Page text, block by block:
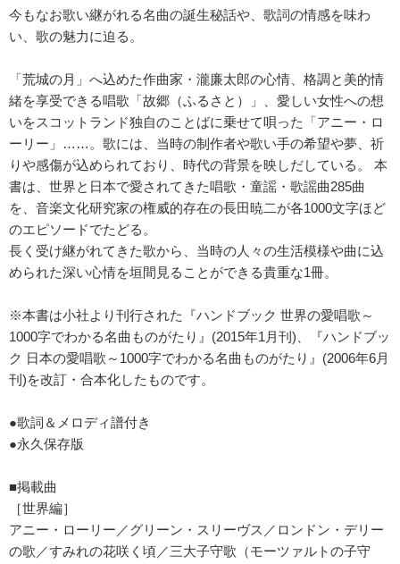
今もなお歌い継がれる名曲の誕生秘話や、歌詞の情感を味わ
い、歌の魅力に迫る。
「荒城の月」へ込めた作曲家・瀧廉太郎の心情、格調と美的情
緒を享受できる唱歌「故郷（ふるさと）」、愛しい女性への想
いをスコットランド独自のことばに乗せて唄った「アニー・ロ
ーリー」……。歌には、当時の制作者や歌い手の希望や夢、祈
りや感傷が込められており、時代の背景を映しだしている。 本
書は、世界と日本で愛されてきた唱歌・童謡・歌謡曲285曲
を、音楽文化研究家の権威的存在の長田暁二が各1000文字ほど
のエピソードでたどる。
長く受け継がれてきた歌から、当時の人々の生活模様や曲に込
められた深い心情を垣間見ることができる貴重な1冊。
※本書は小社より刊行された『ハンドブック 世界の愛唱歌～
1000字でわかる名曲ものがたり』(2015年1月刊)、『ハンドブッ
ク 日本の愛唱歌～1000字でわかる名曲ものがたり』(2006年6月
刊)を改訂・合本化したものです。
●歌詞＆メロディ譜付き
●永久保存版
■掲載曲
［世界編］
アニー・ローリー／グリーン・スリーヴス／ロンドン・デリー
の歌／すみれの花咲く頃／三大子守歌（モーツァルトの子守